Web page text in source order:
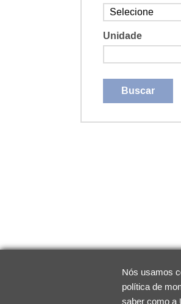
Nós usamos
política de
saber como a
Unidade
Buscar